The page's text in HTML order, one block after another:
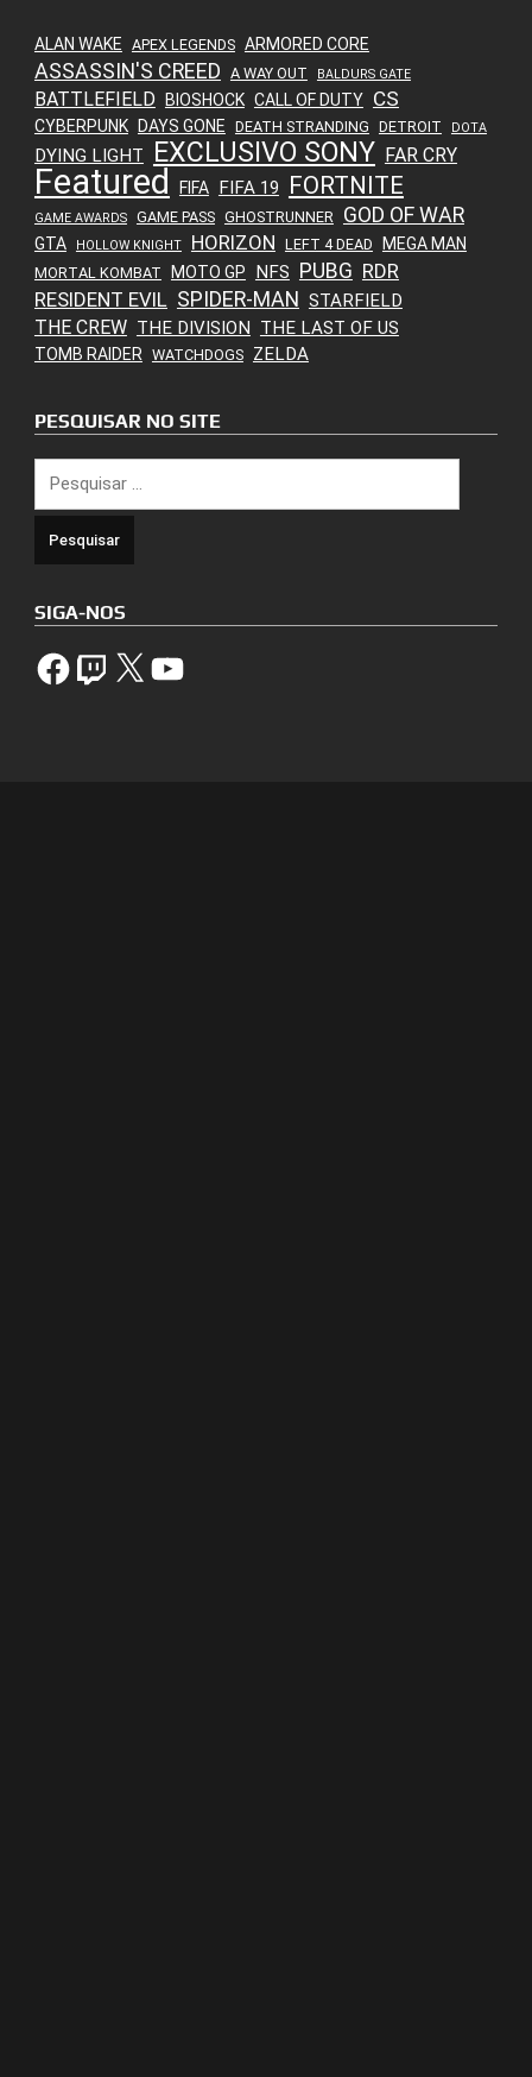
ALAN WAKE APEX LEGENDS ARMORED CORE
ASSASSIN'S CREED A WAY OUT BALDURS GATE
BATTLEFIELD BIOSHOCK CALL OF DUTY CS
CYBERPUNK DAYS GONE DEATH STRANDING DETROIT DOTA
DYING LIGHT EXCLUSIVO SONY FAR CRY
Featured FIFA FIFA 19 FORTNITE
GAME AWARDS GAME PASS GHOSTRUNNER GOD OF WAR
GTA HOLLOW KNIGHT HORIZON LEFT 4 DEAD MEGA MAN
MORTAL KOMBAT MOTO GP NFS PUBG RDR
RESIDENT EVIL SPIDER-MAN STARFIELD
THE CREW THE DIVISION THE LAST OF US
TOMB RAIDER WATCHDOGS ZELDA
PESQUISAR NO SITE
por:
SIGA-NOS
FacebookTwitch X YouTube